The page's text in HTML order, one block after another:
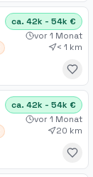
ca. 42k - 54k €
vor 1 Monat
< 1 km
ca. 42k - 54k €
vor 1 Monat
20 km